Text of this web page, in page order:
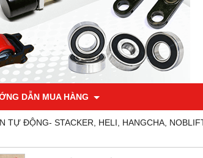
DẪN MUA HÀNG
TỰ ĐỘNG- STACKER, HELI, HANGCHA,